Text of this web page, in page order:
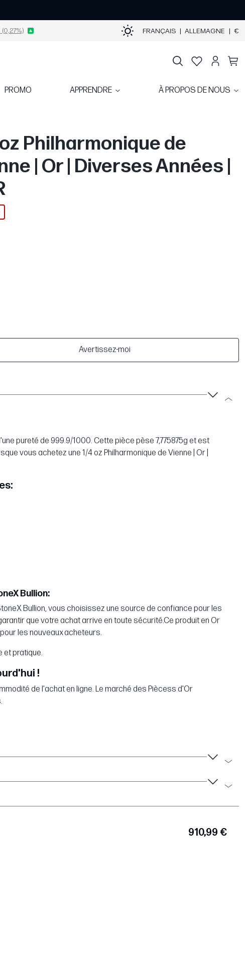
(0,27%) FRANÇAIS | ALLEMAGNE | €
PROMO APPRENDRE À PROPOS DE NOUS
Philharmonique de
| Or | Diverses Années |
Avertissez-moi
pureté de 999.9/1000. Cette pièce pèse 7,775875g et est
vous achetez une 1/4 oz Philharmonique de Vienne | Or |
Bullion:
Bullion, vous choisissez une source de confiance pour les
que votre achat arrive en toute sécurité.Ce produit en Or
les nouveaux acheteurs.
et pratique.
!
de l'achat en ligne. Le marché des Piècess d'Or
910,99 €